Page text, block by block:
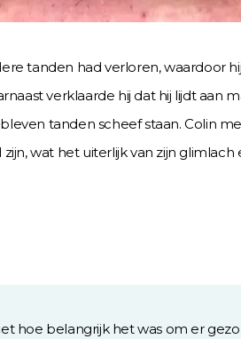
tanden had verloren, waardoor
verklaarde hij dat hij lijdt aan
tanden scheef staan. Colin
wat het uiterlijk van zijn glimlach
hoe belangrijk het was om er